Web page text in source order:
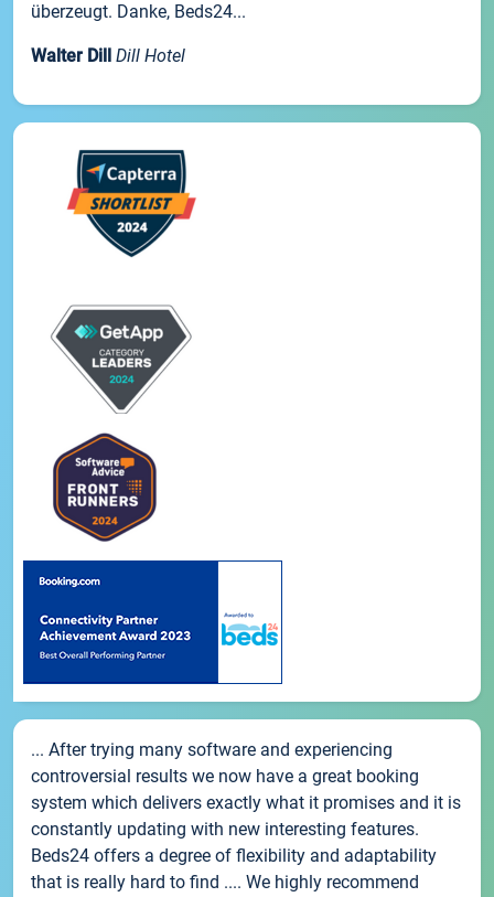
überzeugt. Danke, Beds24...
Walter Dill Dill Hotel
... After trying many software and experiencing
controversial results we now have a great booking
system which delivers exactly what it promises and it is
constantly updating with new interesting features.
Beds24 offers a degree of flexibility and adaptability
that is really hard to find .... We highly recommend